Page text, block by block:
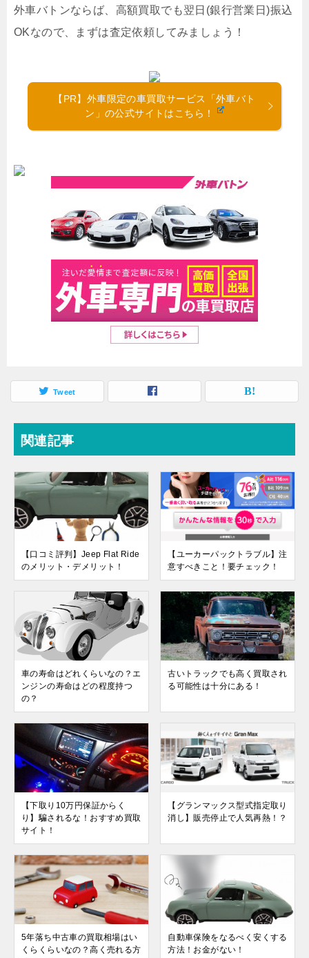
外車バトンならば、高額買取でも翌日(銀行営業日)振込
OKなので、まずは査定依頼してみましょう！
【PR】外車限定の車買取サービス「外車バト
ン」の公式サイトはこちら！
Tweet
関連記事
【口コミ評判】Jeep Flat Ride
のメリット・デメリット！
【ユーカーパックトラブル】注
意すべきこと！要チェック！
車の寿命はどれくらいなの？エ
ンジンの寿命はどの程度持つ
の？
古いトラックでも高く買取され
る可能性は十分にある！
【下取り10万円保証からく
り】騙されるな！おすすめ買取
サイト！
【グランマックス型式指定取り
消し】販売停止で人気再熱！？
5年落ち中古車の買取相場はい
くらくらいなの？高く売れる方
自動車保険をなるべく安くする
方法！お金がない！